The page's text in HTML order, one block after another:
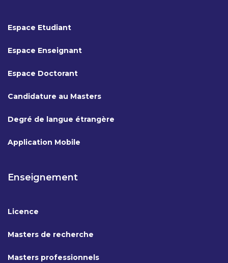
Espace Etudiant
Espace Enseignant
Espace Doctorant
Candidature au Masters
Degré de langue étrangère
Application Mobile
Enseignement
Licence
Masters de recherche
Masters professionnels